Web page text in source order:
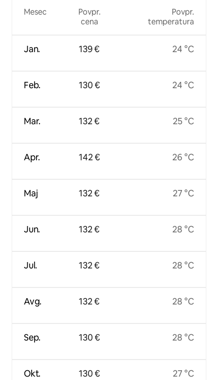
Mesec
Jan.
Feb.
Mar.
Apr.
Maj
Jun.
Jul.
Avg.
Sep.
Okt.
Povpr.
cena
139 €
130 €
132 €
142 €
132 €
132 €
132 €
132 €
130 €
130 €
Povpr.
temperatura
24 °C
24 °C
25 °C
26 °C
27 °C
28 °C
28 °C
28 °C
28 °C
27 °C